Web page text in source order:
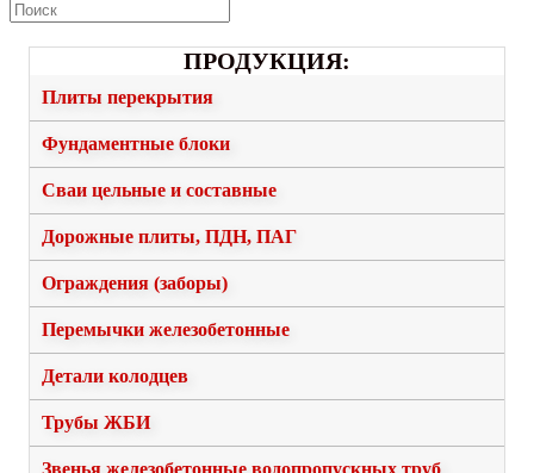
ПРОДУКЦИЯ:
Плиты перекрытия
Фундаментные блоки
Сваи цельные и составные
Дорожные плиты, ПДН, ПАГ
Ограждения (заборы)
Перемычки железобетонные
Детали колодцев
Трубы ЖБИ
Звенья железобетонные водопропускных труб